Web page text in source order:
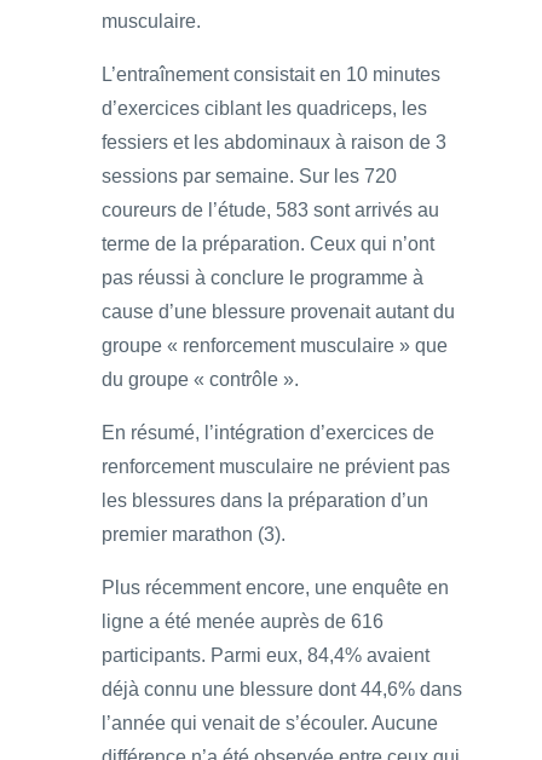
musculaire.
L’entraînement consistait en 10 minutes
d’exercices ciblant les quadriceps, les
fessiers et les abdominaux à raison de 3
sessions par semaine. Sur les 720
coureurs de l’étude, 583 sont arrivés au
terme de la préparation. Ceux qui n’ont
pas réussi à conclure le programme à
cause d’une blessure provenait autant du
groupe « renforcement musculaire » que
du groupe « contrôle ».
En résumé, l’intégration d’exercices de
renforcement musculaire ne prévient pas
les blessures dans la préparation d’un
premier marathon (3).
Plus récemment encore, une enquête en
ligne a été menée auprès de 616
participants. Parmi eux, 84,4% avaient
déjà connu une blessure dont 44,6% dans
l’année qui venait de s’écouler. Aucune